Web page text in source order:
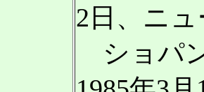
2日、ニ
ショパ